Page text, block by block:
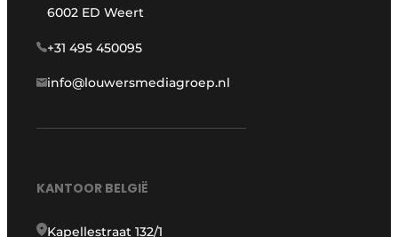
6002 ED Weert
+31 495 450095
info@louwersmediagroep.nl
KANTOOR BELGIË
Kapellestraat 132/1